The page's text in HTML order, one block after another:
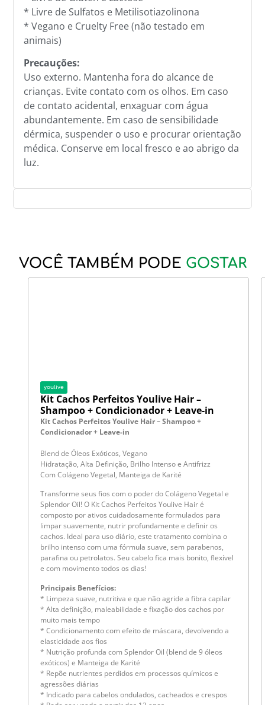
* Livre de Sulfatos e Metilisotiazolinona
* Vegano e Cruelty Free (não testado em
animais)
Precauções:
Uso externo. Mantenha fora do alcance de
crianças. Evite contato com os olhos. Em caso
de contato acidental, enxaguar com água
abundantemente. Em caso de sensibilidade
dérmica, suspender o uso e procurar orientação
médica. Conserve em local fresco e ao abrigo da
luz.
VOCÊ TAMBÉM PODE GOSTAR
youlive
Kit Cachos Perfeitos Youlive Hair –
Shampoo + Condicionador + Leave-in
Kit Cachos Perfeitos Youlive Hair – Shampoo +
Condicionador + Leave-in
Blend de Óleos Exóticos, Vegano
Hidratação, Alta Definição, Brilho Intenso e Antifrizz
Com Colágeno Vegetal, Manteiga de Karité
Transforme seus fios com o poder do Colágeno Vegetal e
Splendor Oil! O Kit Cachos Perfeitos Youlive Hair é
composto por ativos cuidadosamente formulados para
limpar suavemente, nutrir profundamente e definir os
cachos. Ideal para uso diário, este tratamento combina o
brilho intenso com uma fórmula suave, sem parabenos,
parafina ou petrolatos. Seu cabelo fica mais bonito, flexível
e com movimento todos os dias!
Principais Benefícios:
* Limpeza suave, nutritiva e que não agride a fibra capilar
* Alta definição, maleabilidade e fixação dos cachos por
muito mais tempo
* Condicionamento com efeito de máscara, devolvendo a
elasticidade aos fios
* Nutrição profunda com Splendor Oil (blend de 9 óleos
exóticos) e Manteiga de Karité
* Repõe nutrientes perdidos em processos químicos e
agressões diárias
* Indicado para cabelos ondulados, cacheados e crespos